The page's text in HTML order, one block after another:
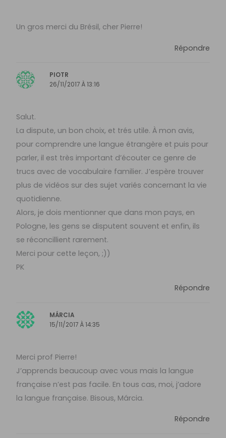
Un gros merci du Brésil, cher Pierre!
Répondre
PIOTR
26/11/2017 À 13:16
Salut.
La dispute, un bon choix, et trés utile. À mon avis,
pour comprendre une langue étrangère et puis pour
parler, il est très important d’écouter ce genre de
trucs avec de vocabulaire familier. J’espère trouver
plus de vidéos sur des sujet variés concernant la vie
quotidienne.
Alors, je dois mentionner que dans mon pays, en
Pologne, les gens se disputent souvent et enfin, ils
se réconcillient rarement.
Merci pour cette leçon, ;))
PK
Répondre
MÁRCIA
15/11/2017 À 14:35
Merci prof Pierre!
J’apprends beaucoup avec vous mais la langue
française n’est pas facile. En tous cas, moi, j’adore
la langue française. Bisous, Márcia.
Répondre